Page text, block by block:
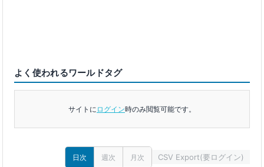
よく使われるワールドタグ
サイトに ログイン時のみ閲覧可能です。
日次 週次 月次 CSV Export(要ログイン)